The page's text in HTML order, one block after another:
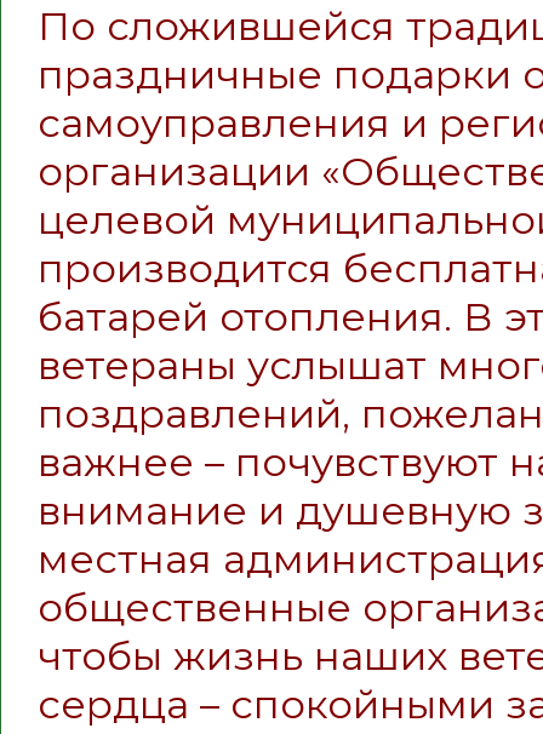
По сложившейся
праздничные подарки
самоуправления и
организации
целевой
производится
батарей отопления. В
ветераны услышат
поздравлений,
важнее – почувствуют
внимание и душевную
местная
общественные
чтобы жизнь наших
сердца – спокойными